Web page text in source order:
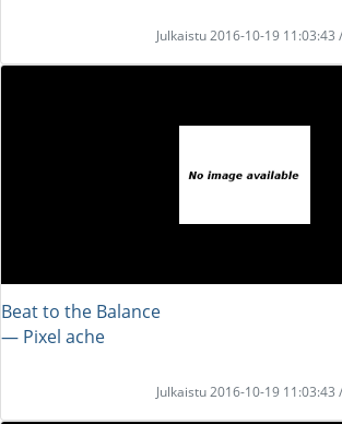
Julkaistu 2016-10-19
Beat to the Balance
― Pixel ache
Julkaistu 2016-10-19